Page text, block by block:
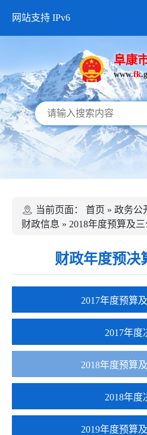
网站支持 IPv6
阜康
www.fk
当前页面： 首页 » 政务公
财政信息 » 2018年度预算及
财政年度预决
2017年度预算
2017年度
2018年度预算
2018年度
2019年度预算